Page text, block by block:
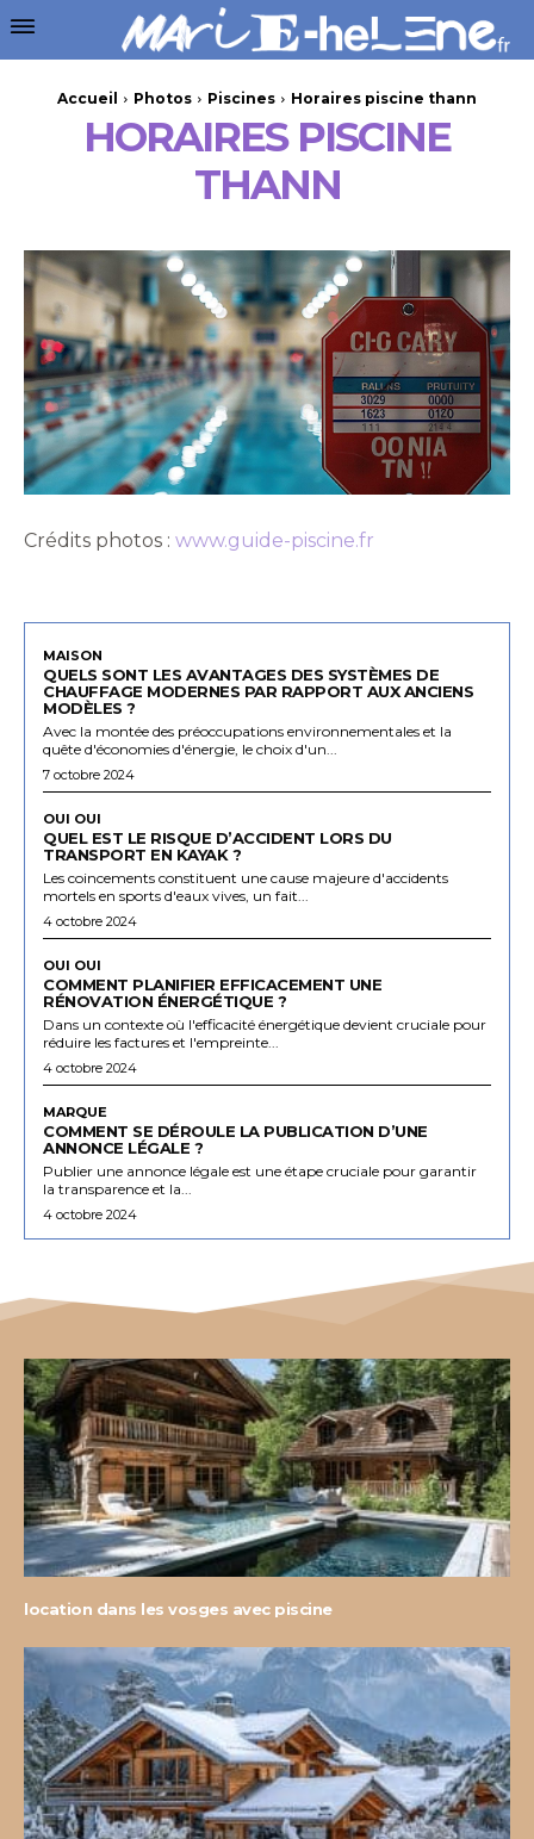
Accueil Photos Piscines Horaires piscine thann
HORAIRES PISCINE
THANN
Crédits photos : www.guide-piscine.fr
MAISON
QUELS SONT LES AVANTAGES DES SYSTÈMES DE
CHAUFFAGE MODERNES PAR RAPPORT AUX ANCIENS
MODÈLES ?
Avec la montée des préoccupations environnementales et la
quête d'économies d'énergie, le choix d'un...
7 octobre 2024
OUI OUI
QUEL EST LE RISQUE D’ACCIDENT LORS DU
TRANSPORT EN KAYAK ?
Les coincements constituent une cause majeure d'accidents
mortels en sports d'eaux vives, un fait...
4 octobre 2024
OUI OUI
COMMENT PLANIFIER EFFICACEMENT UNE
RÉNOVATION ÉNERGÉTIQUE ?
Dans un contexte où l'efficacité énergétique devient cruciale pour
réduire les factures et l'empreinte...
4 octobre 2024
MARQUE
COMMENT SE DÉROULE LA PUBLICATION D’UNE
ANNONCE LÉGALE ?
Publier une annonce légale est une étape cruciale pour garantir
la transparence et la...
4 octobre 2024
location dans les vosges avec piscine